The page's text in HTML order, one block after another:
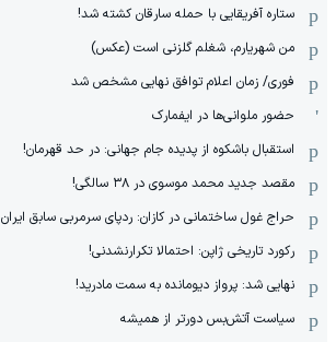
ستاره آفریقایی با حمله سارقان کشته شد!
من شهریارم، شغلم گلزنی است (عکس)
فوری/ زمان اعلام توافق نهایی مشخص شد
حضور ملوانی‌ها در ایفمارک
استقبال باشکوه از پدیده جام جهانی: در حد قهرمان!
مقصد جدید محمد موسوی در ٣٨ سالگی!
حراج غول ساختمانی در کازان: ردپای سرمربی سابق ایران
رکورد تاریخی ژاپن: احتمالا تکرارنشدنی!
نهایی شد: پرواز دیومانده به سمت مادرید!
سیاست آتش‌بس دورتر از همیشه